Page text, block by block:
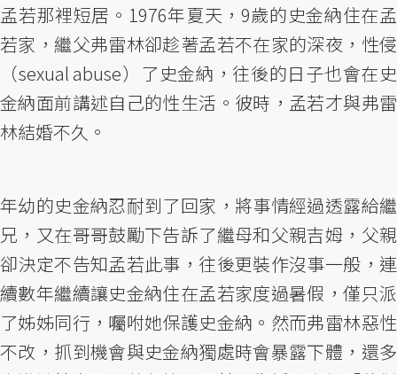
孟若那裡短居。1976年夏天，9歲的史金納住在孟
若家，繼父弗雷林卻趁著孟若不在家的深夜，性侵
（sexual abuse）了史金納，往後的日子也會在史
金納面前講述自己的性生活。彼時，孟若才與弗雷
林結婚不久。
年幼的史金納忍耐到了回家，將事情經過透露給繼
兄，又在哥哥鼓勵下告訴了繼母和父親吉姆，父親
卻決定不告知孟若此事，往後更裝作沒事一般，連
續數年繼續讓史金納住在孟若家度過暑假，僅只派
了姊姊同行，囑咐她保護史金納。然而弗雷林惡性
不改，抓到機會與史金納獨處時會暴露下體，還多